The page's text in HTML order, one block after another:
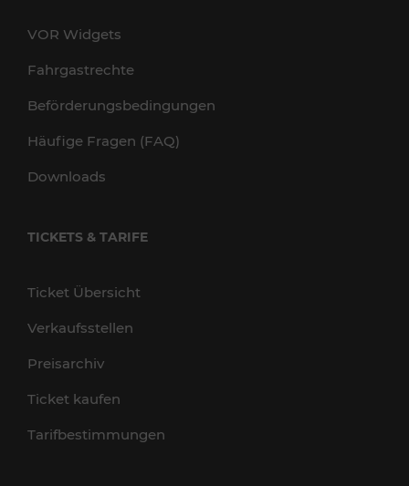
VOR Widgets
Fahrgastrechte
Beförderungsbedingungen
Häufige Fragen (FAQ)
Downloads
TICKETS & TARIFE
Ticket Übersicht
Verkaufsstellen
Preisarchiv
Ticket kaufen
Tarifbestimmungen